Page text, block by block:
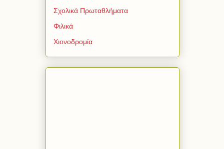
Σχολικά Πρωταθλήματα
Φιλικά
Χιονοδρομία